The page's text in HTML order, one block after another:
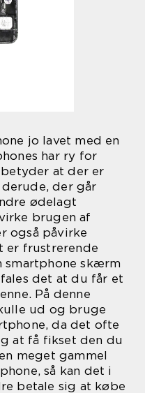
jo lavet med en
har ry for
at der er
der går
ødelagt
brugen af
også påvirke
er frustrerende
smartphone skærm
det at du får et
På denne
ud og bruge
da det ofte
at få fikset den du
meget gammel
så kan det i
betale sig at købe